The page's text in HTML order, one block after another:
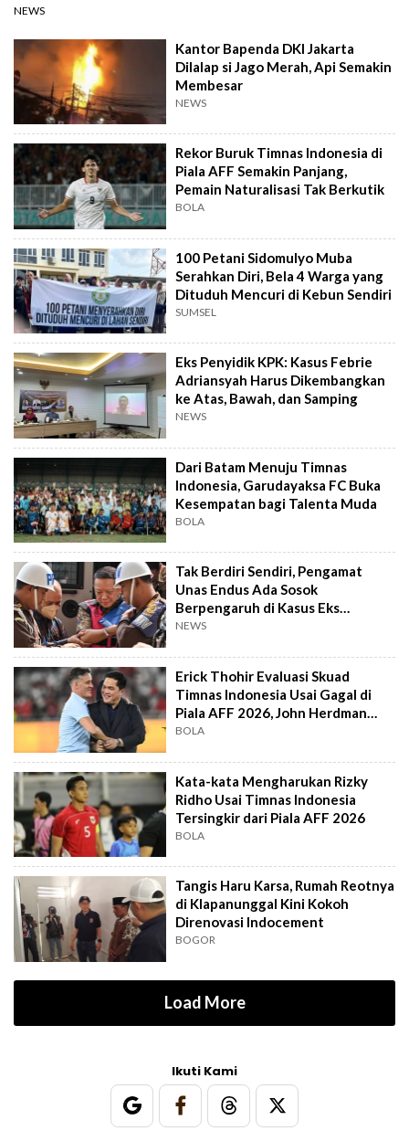
NEWS
Kantor Bapenda DKI Jakarta
Dilalap si Jago Merah, Api Semakin
Membesar
NEWS
Rekor Buruk Timnas Indonesia di
Piala AFF Semakin Panjang,
Pemain Naturalisasi Tak Berkutik
BOLA
100 Petani Sidomulyo Muba
Serahkan Diri, Bela 4 Warga yang
Dituduh Mencuri di Kebun Sendiri
SUMSEL
Eks Penyidik KPK: Kasus Febrie
Adriansyah Harus Dikembangkan
ke Atas, Bawah, dan Samping
NEWS
Dari Batam Menuju Timnas
Indonesia, Garudayaksa FC Buka
Kesempatan bagi Talenta Muda
BOLA
Tak Berdiri Sendiri, Pengamat
Unas Endus Ada Sosok
Berpengaruh di Kasus Eks
Jampidsus
NEWS
Erick Thohir Evaluasi Skuad
Timnas Indonesia Usai Gagal di
Piala AFF 2026, John Herdman
Out?
BOLA
Kata-kata Mengharukan Rizky
Ridho Usai Timnas Indonesia
Tersingkir dari Piala AFF 2026
BOLA
Tangis Haru Karsa, Rumah Reotnya
di Klapanunggal Kini Kokoh
Direnovasi Indocement
BOGOR
Load More
Ikuti Kami